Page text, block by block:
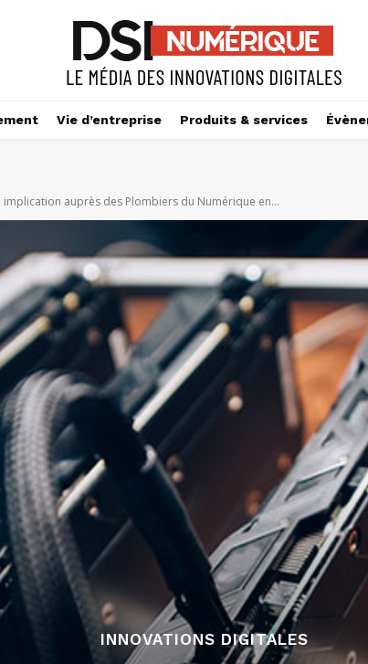
Vie d’entreprise Produits & services
auprès des Plombiers du Numérique en...
INNOVATIONS DIGITALES